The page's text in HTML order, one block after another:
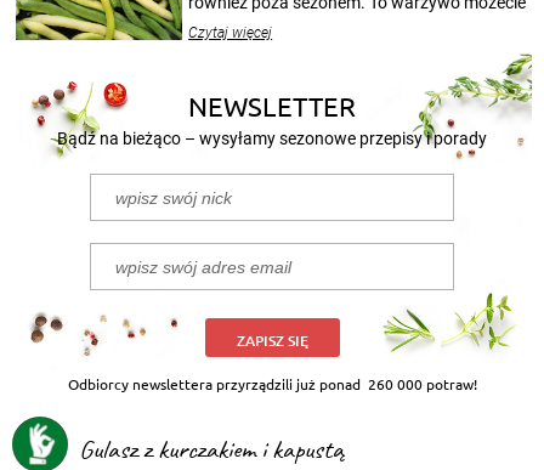
nasze propozycje!
Czytaj więcej
NEWSLETTER
Bądź na bieżąco – wysyłamy sezonowe przepisy i porady
ZAPISZ SIĘ
Odbiorcy newslettera przyrządzili już ponad 260 000 potraw!
Gulasz z kurczakiem i kapustą